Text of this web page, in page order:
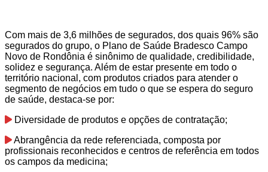
Com mais de 3,6 milhões de segurados, dos quais 96% são
segurados do grupo, o Plano de Saúde Bradesco Campo
Novo de Rondônia é sinônimo de qualidade, credibilidade,
solidez e segurança. Além de estar presente em todo o
território nacional, com produtos criados para atender o
segmento de negócios em tudo o que se espera do seguro
de saúde, destaca-se por:
Diversidade de produtos e opções de contratação;
Abrangência da rede referenciada, composta por
profissionais reconhecidos e centros de referência em todos
os campos da medicina;